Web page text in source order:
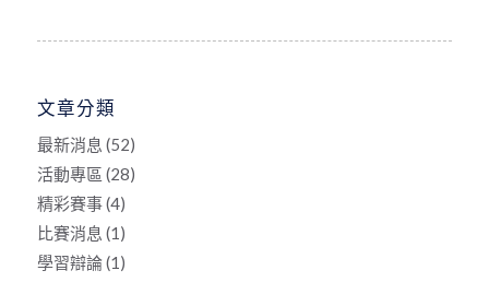
文章分類
最新消息 (52)
活動專區 (28)
精彩賽事(4)
比賽消息 (1)
學習辯論(1)